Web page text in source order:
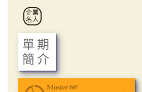
企業
名人
單期
簡介